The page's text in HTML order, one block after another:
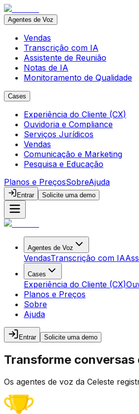
Agentes de Voz
Vendas
Transcrição com IA
Assistente de Reunião
Notas de IA
Monitoramento de Qualidade
Cases
Experiência do Cliente (CX)
Ouvidoria e Compliance
Serviços Jurídicos
Vendas
Comunicação e Marketing
Pesquisa e Educação
Planos e PreçosSobreAjuda
Entrar Solicite uma demo
Agentes de Voz
VendasTranscrição com IA
Cases
Experiência do Cliente (CX)
Planos e Preços
Sobre
Ajuda
Entrar Solicite uma demo
Transforme conversas
Os agentes de voz da Celeste